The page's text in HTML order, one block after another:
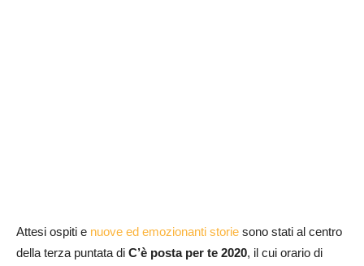
Attesi ospiti e nuove ed emozionanti storie sono stati al centro
della terza puntata di C’è posta per te 2020, il cui orario di